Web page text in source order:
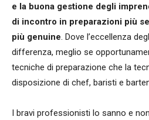
e la buona gestione degli
di incontro in preparazioni più
più genuine. Dove l’eccellenza
differenza, meglio se
tecniche di preparazione che la
disposizione di chef, baristi e
I bravi professionisti lo sanno e